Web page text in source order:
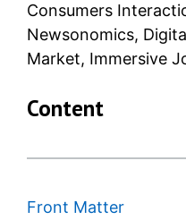
Consumers
Newsonomics,
Market, Immersive
Content
Front Matter